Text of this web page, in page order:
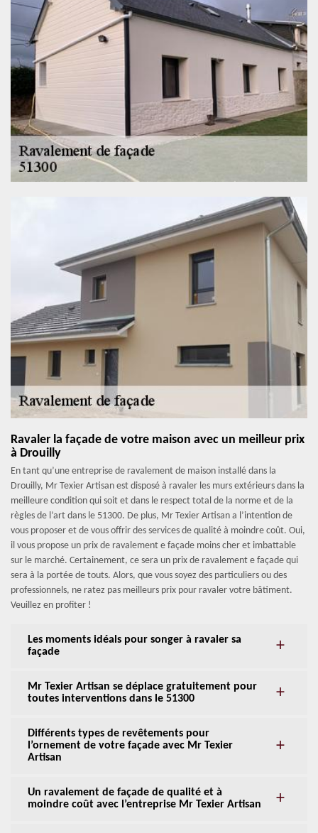
Ravaler la façade de votre maison avec un meilleur prix
à Drouilly
En tant qu’une entreprise de ravalement de maison installé dans la
Drouilly, Mr Texier Artisan est disposé à ravaler les murs extérieurs dans la
meilleure condition qui soit et dans le respect total de la norme et de la
règles de l’art dans le 51300. De plus, Mr Texier Artisan a l’intention de
vous proposer et de vous offrir des services de qualité à moindre coût. Oui,
il vous propose un prix de ravalement e façade moins cher et imbattable
sur le marché. Certainement, ce sera un prix de ravalement e façade qui
sera à la portée de touts. Alors, que vous soyez des particuliers ou des
professionnels, ne ratez pas meilleurs prix pour ravaler votre bâtiment.
Veuillez en profiter !
Les moments idéals pour songer à ravaler sa
façade
Mr Texier Artisan se déplace gratuitement pour
toutes interventions dans le 51300
Différents types de revêtements pour
l’ornement de votre façade avec Mr Texier
Artisan
Un ravalement de façade de qualité et à
moindre coût avec l’entreprise Mr Texier Artisan